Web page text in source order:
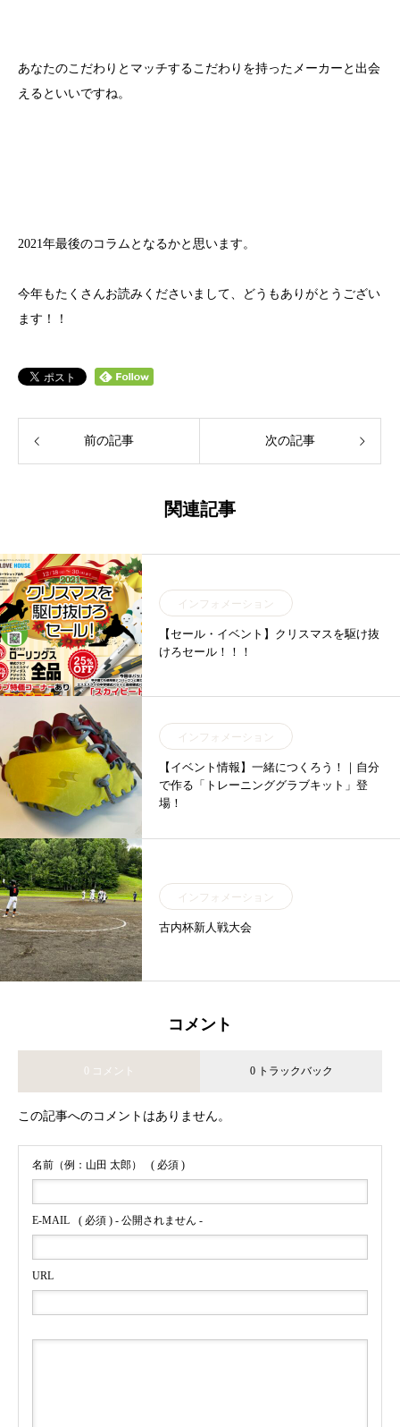
あなたのこだわりとマッチするこだわりを持ったメーカーと出会
えるといいですね。
2021年最後のコラムとなるかと思います。
今年もたくさんお読みくださいまして、どうもありがとうござい
ます！！
前の記事 次の記事
関連記事
インフォメーション
【セール・イベント】クリスマスを駆け抜
けろセール！！！
インフォメーション
【イベント情報】一緒につくろう！｜自分
で作る「トレーニンググラブキット」登
場！
インフォメーション
古内杯新人戦大会
コメント
0 コメント 0 トラックバック
この記事へのコメントはありません。
名前（例：山田 太郎） ( 必須 )
E-MAIL ( 必須 ) - 公開されません -
URL